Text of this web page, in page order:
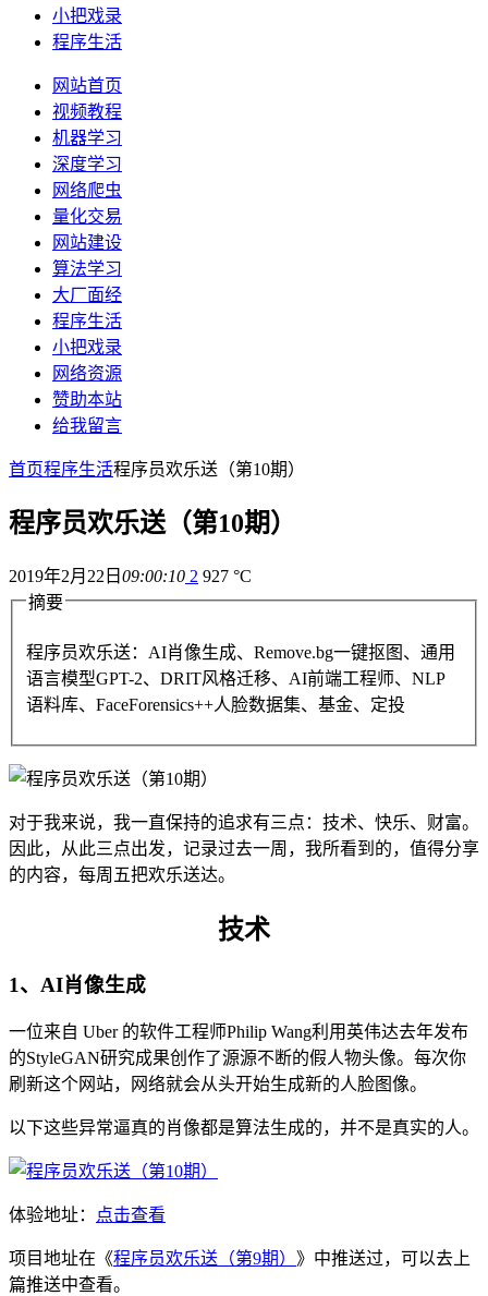
小把戏录
程序生活
网站首页
视频教程
机器学习
深度学习
网络爬虫
量化交易
网站建设
算法学习
大厂面经
程序生活
小把戏录
网络资源
赞助本站
给我留言
首页程序生活程序员欢乐送（第10期）
程序员欢乐送（第10期）
2019年2月22日 09:00:10 2 927 °C
摘要
程序员欢乐送：AI肖像生成、Remove.bg一键抠图、通用
语言模型GPT-2、DRIT风格迁移、AI前端工程师、NLP
语料库、FaceForensics++人脸数据集、基金、定投
对于我来说，我一直保持的追求有三点：技术、快乐、财富。
因此，从此三点出发，记录过去一周，我所看到的，值得分享
的内容，每周五把欢乐送达。
技术
1、AI肖像生成
一位来自 Uber 的软件工程师Philip Wang利用英伟达去年发布
的StyleGAN研究成果创作了源源不断的假人物头像。每次你
刷新这个网站，网络就会从头开始生成新的人脸图像。
以下这些异常逼真的肖像都是算法生成的，并不是真实的人。
体验地址： 点击查看
项目地址在《程序员欢乐送（第9期） 》中推送过，可以去上
篇推送中查看。